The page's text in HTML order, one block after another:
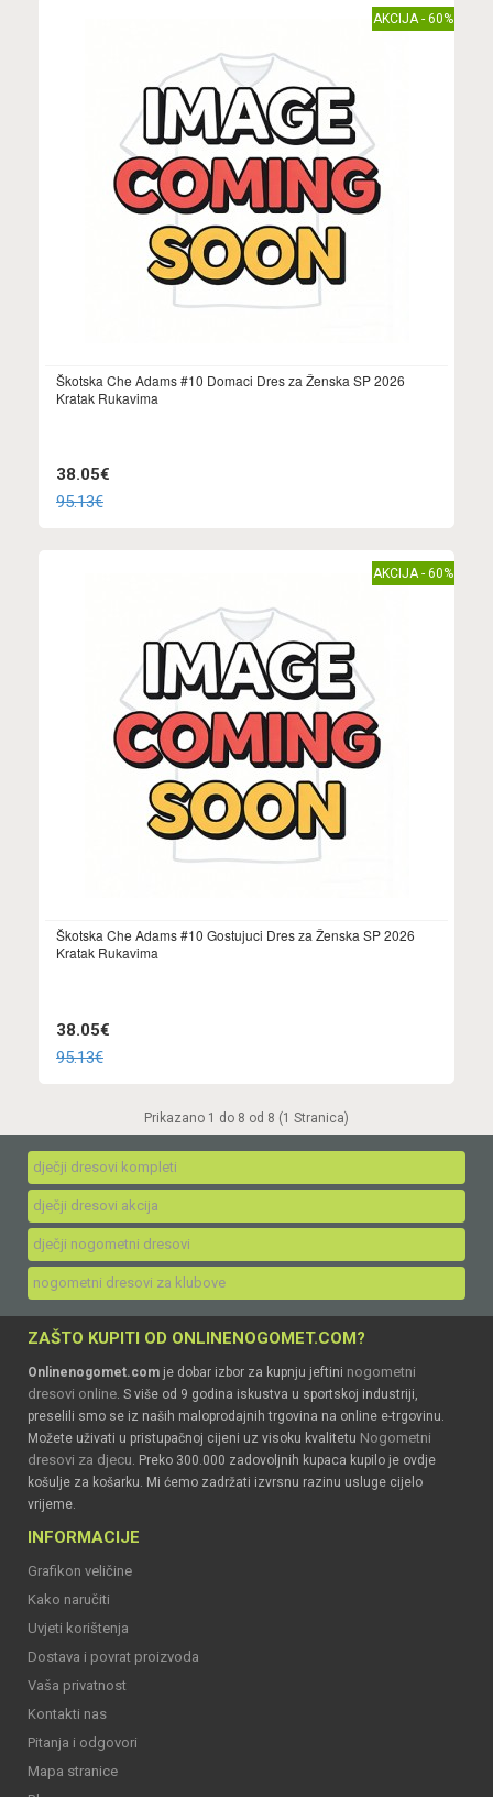
AKCIJA - 60%
Škotska Che Adams #10 Domaci Dres za Ženska SP 2026
Kratak Rukavima
38.05€
95.13€
AKCIJA - 60%
Škotska Che Adams #10 Gostujuci Dres za Ženska SP 2026
Kratak Rukavima
38.05€
95.13€
Prikazano 1 do 8 od 8 (1 Stranica)
dječji dresovi kompleti
dječji dresovi akcija
dječji nogometni dresovi
nogometni dresovi za klubove
ZAŠTO KUPITI OD ONLINENOGOMET.COM?
Onlinenogomet.com je dobar izbor za kupnju jeftini nogometni
dresovi online . S više od 9 godina iskustva u sportskoj industriji,
preselili smo se iz naših maloprodajnih trgovina na online e-trgovinu.
Možete uživati u pristupačnoj cijeni uz visoku kvalitetu Nogometni
dresovi za djecu . Preko 300.000 zadovoljnih kupaca kupilo je ovdje
košulje za košarku. Mi ćemo zadržati izvrsnu razinu usluge cijelo
vrijeme.
INFORMACIJE
Grafikon veličine
Kako naručiti
Uvjeti korištenja
Dostava i povrat proizvoda
Vaša privatnost
Kontakti nas
Pitanja i odgovori
Mapa stranice